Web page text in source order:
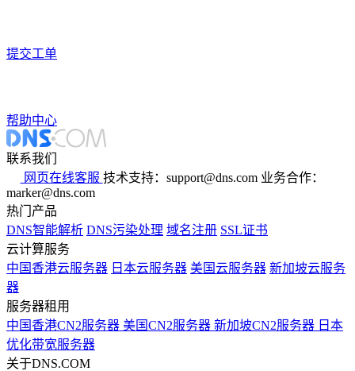
提交工单
帮助中心
联系我们
网页在线客服 技术支持：support@dns.com 业务合作：
marker@dns.com
热门产品
DNS智能解析 DNS污染处理 域名注册 SSL证书
云计算服务
中国香港云服务器 日本云服务器 美国云服务器 新加坡云服务
器
服务器租用
中国香港CN2服务器 美国CN2服务器 新加坡CN2服务器 日本
优化带宽服务器
关于DNS.COM